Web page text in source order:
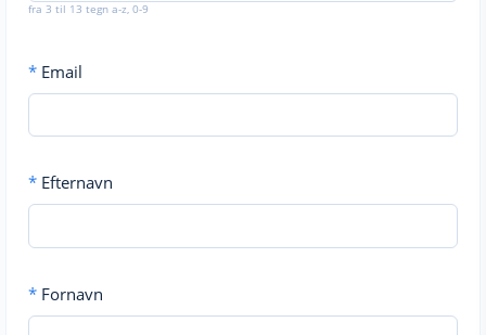
fra 3 til 13 tegn a-z, 0-9
* Email
* Efternavn
* Fornavn